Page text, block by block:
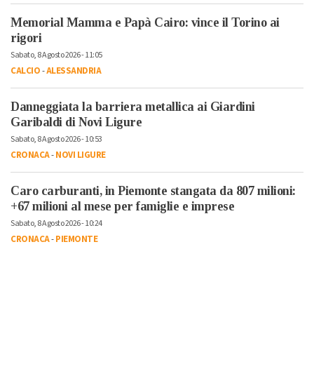
Memorial Mamma e Papà Cairo: vince il Torino ai
rigori
Sabato, 8 Agosto 2026 - 11:05
CALCIO-ALESSANDRIA
Danneggiata la barriera metallica ai Giardini
Garibaldi di Novi Ligure
Sabato, 8 Agosto 2026 - 10:53
CRONACA-NOVI LIGURE
Caro carburanti, in Piemonte stangata da 807 milioni:
+67 milioni al mese per famiglie e imprese
Sabato, 8 Agosto 2026 - 10:24
CRONACA-PIEMONTE